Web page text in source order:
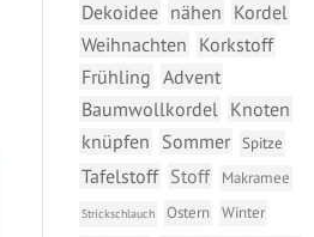
Dekoidee nähen Kordel
Weihnachten Korkstoff
Frühling Advent
Baumwollkordel Knoten
knüpfen Sommer Spitze
Tafelstoff Stoff Makramee
Strickschlauch Ostern
Winter